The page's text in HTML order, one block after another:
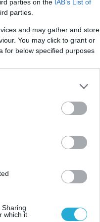
parties on the IAB’s List of
parties.
and may gather and store
You may click to grant or
for below specified purposes
which it